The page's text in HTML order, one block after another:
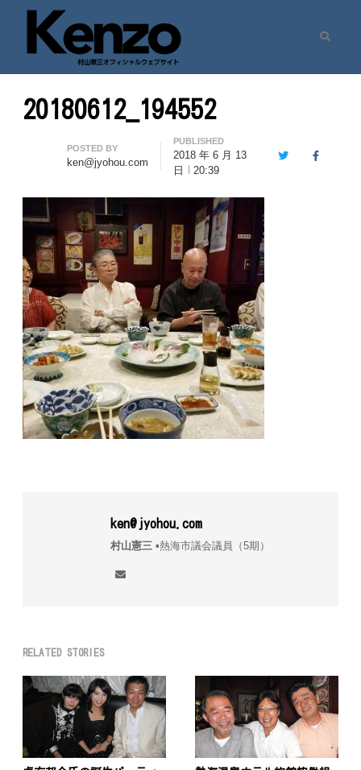
七転八起 – 村山憲三 Official Site
村山憲三ウェブサイト
20180612_194552
Author
POSTED BY
ken@jyohou.com
PUBLISHED
2018 年 6 月 13
日
20:39
TwitterFacebook
ken@jyohou.com
村山憲三▪︎熱海市議会議員（5期）
RELATED STORIES